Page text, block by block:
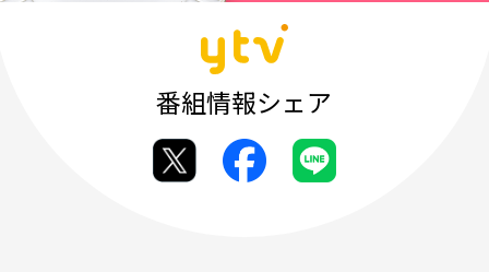
番組情報シェア